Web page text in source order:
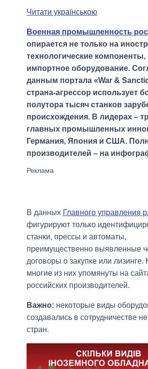
Читати українською
Военная промышленность
опирается не только на
технологические компоненты,
импортное оборудование.
данным портала «War &
страна-агрессор использует
полутора тысяч станков
происхождения. В лидерах –
главных промышленных
Германия, Япония и США.
производителей – на
В данных Главного управления
фигурируют только
станки, прессы и автоматы,
преимущественно выявленные
договоры о закупке или лизинге.
многие из них упомянуты на
российских производителей.
Важно: некоторые виды
создавались в сотрудничестве
стран.